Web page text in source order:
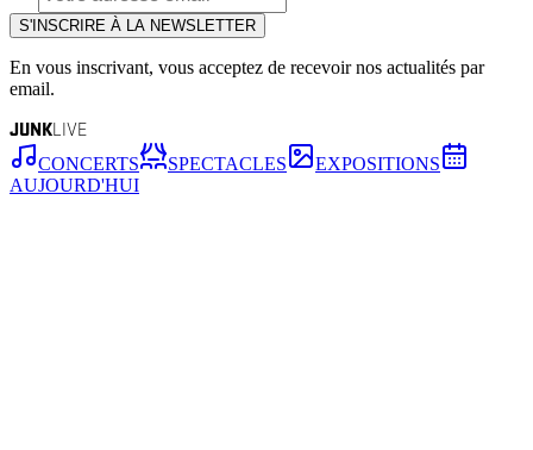
S'INSCRIRE À LA NEWSLETTER
En vous inscrivant, vous acceptez de recevoir nos actualités par
email.
JUNKLIVE
CONCERTS SPECTACLES
EXPOSITIONS
AUJOURD'HUI